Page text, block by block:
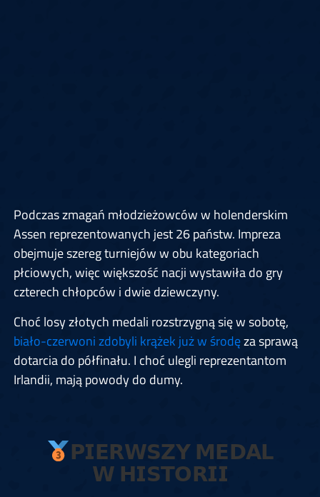
Podczas zmagań młodzieżowców w holenderskim
Assen reprezentowanych jest 26 państw. Impreza
obejmuje szereg turniejów w obu kategoriach
płciowych, więc większość nacji wystawiła do gry
czterech chłopców i dwie dziewczyny.
Choć losy złotych medali rozstrzygną się w sobotę,
biało-czerwoni zdobyli krążek już w środęza sprawą
dotarcia do półfinału. I choć ulegli reprezentantom
Irlandii, mają powody do dumy.
𝗣𝗜𝗘𝗥𝗪𝗦𝗭𝗬 𝗠𝗘𝗗𝗔𝗟
𝗪 𝗛𝗜𝗦𝗧𝗢𝗥𝗜𝗜